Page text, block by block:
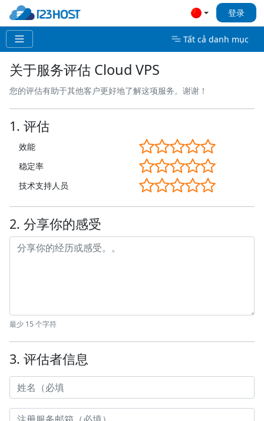
登录
Tất cả danh mục
关于服务评估 Cloud VPS
您的评估有助于其他客户更好地了解这项服务。谢谢！
1. 评估
效能
稳定率
技术支持人员
2. 分享你的感受
最少 15 个字符
3. 评估者信息